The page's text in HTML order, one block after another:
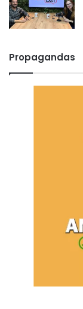
Propagandas